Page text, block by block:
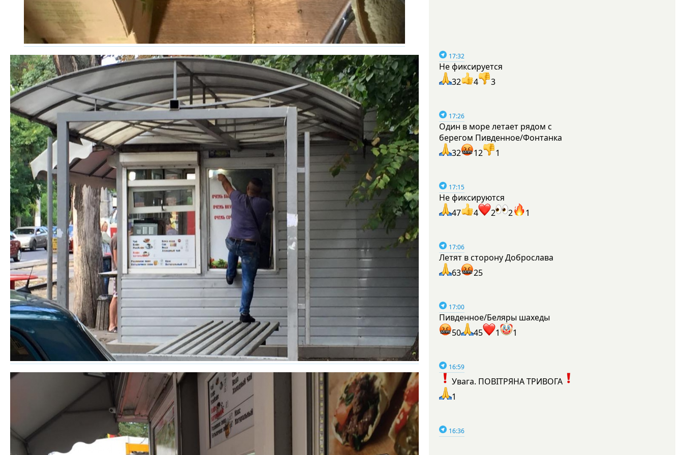
17:32
Не фиксируется
32
4 3
17:26
Один в море летает рядом с
берегом Пивденное/Фонтанка
32
12 1
17:15
Не фиксируются
47
4 2 2 1
17:06
Летят в сторону Доброслава
63
25
17:00
Пивденное/Беляры шахеды
50
45 1 1
16:59
Увага. ПОВІТРЯНА ТРИВОГА
1
16:36